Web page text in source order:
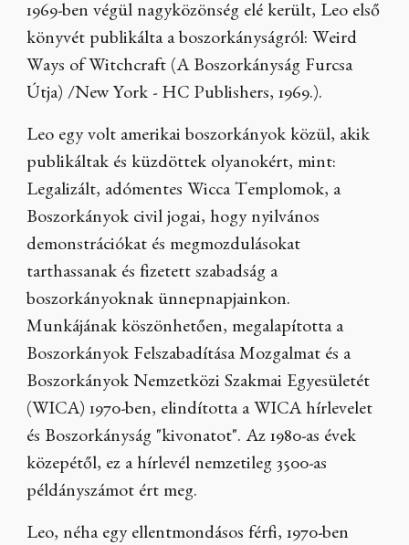
1969-ben végül nagyközönség elé került, Leo első
könyvét publikálta a boszorkányságról: Weird
Ways of Witchcraft (A Boszorkányság Furcsa
Útja) /New York - HC Publishers, 1969.).
Leo egy volt amerikai boszorkányok közül, akik
publikáltak és küzdöttek olyanokért, mint:
Legalizált, adómentes Wicca Templomok, a
Boszorkányok civil jogai, hogy nyilvános
demonstrációkat és megmozdulásokat
tarthassanak és fizetett szabadság a
boszorkányoknak ünnepnapjainkon.
Munkájának köszönhetően, megalapította a
Boszorkányok Felszabadítása Mozgalmat és a
Boszorkányok Nemzetközi Szakmai Egyesületét
(WICA) 1970-ben, elindította a WICA hírlevelet
és Boszorkányság "kivonatot". Az 1980-as évek
közepétől, ez a hírlevél nemzetileg 3500-as
példányszámot ért meg.
Leo, néha egy ellentmondásos férfi, 1970-ben